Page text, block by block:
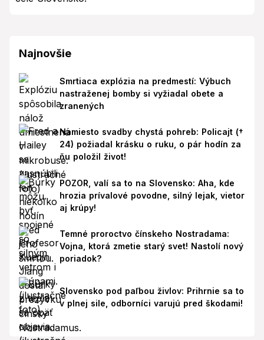
Najnovšie
Smrtiaca explózia na predmestí: Výbuch
nastraženej bomby si vyžiadal obete a
zranených
Namiesto svadby chystá pohreb: Policajt (†
24) požiadal krásku o ruku, o pár hodín za
ňu položil život!
POZOR, valí sa to na Slovensko: Aha, kde
hrozia prívalové povodne, silný lejak, vietor
aj krúpy!
Temné proroctvo čínskeho Nostradama:
Vojna, ktorá zmetie starý svet! Nastolí nový
poriadok?
Slovensko pod paľbou živlov: Prihrnie sa to
v plnej sile, odborníci varujú pred škodami!